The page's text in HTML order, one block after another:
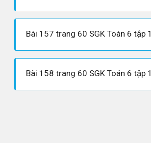
Bài 157 trang 60 SGK Toán 6 tập 1
Bài 158 trang 60 SGK Toán 6 tập 1